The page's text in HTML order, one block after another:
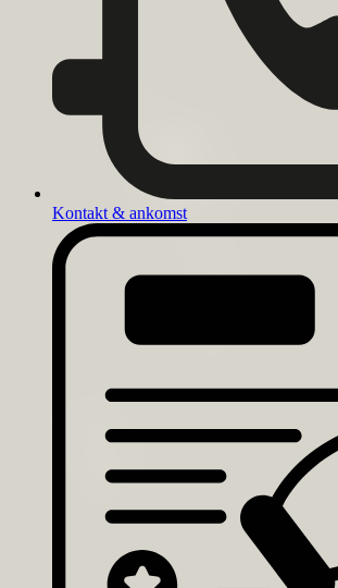
Kontakt & ankomst